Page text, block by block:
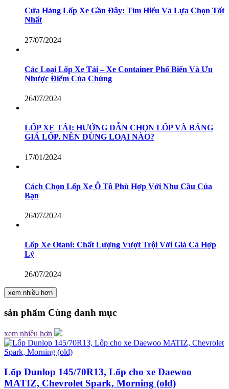
Cửa Hàng Lốp Xe Gần Đây: Tìm Hiểu Và Lựa Chọn Tốt
Nhất
27/07/2024
Các Loại Lốp Xe Tải – Xe Container Phổ Biến Và Ưu
Nhược Điểm Của Chúng
26/07/2024
LỐP XE TẢI: HƯỚNG DẪN CHỌN LỐP VÀ BẢNG
GIÁ LỐP. NÊN DÙNG LOẠI NÀO?
17/01/2024
Cách Chọn Lốp Xe Ô Tô Phù Hợp Với Nhu Cầu Của
Bạn
26/07/2024
Lốp Xe Otani: Chất Lượng Vượt Trội Với Giá Cả Hợp
Lý
26/07/2024
xem nhiều hơn
sản phẩm Cùng danh mục
xem nhiều hơn
Lốp Dunlop 145/70R13, Lốp cho xe Daewoo
MATIZ, Chevrolet Spark, Morning (old)